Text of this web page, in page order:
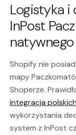
Logistyka
InPost
Shopify nie
mapy
Shoperze.
integracja
wykorzystania
system z InPost